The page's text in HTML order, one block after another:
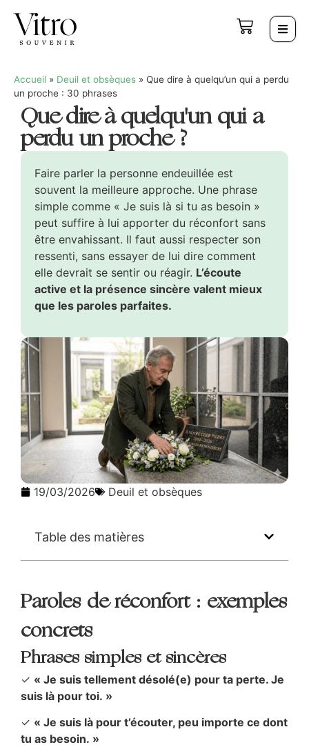
Accueil » Deuil et obsèques » Que dire à quelqu’un qui a perdu
un proche : 30 phrases
Que dire à quelqu'un qui a
perdu un proche ?
Faire parler la personne endeuillée est
souvent la meilleure approche. Une phrase
simple comme « Je suis là si tu as besoin »
peut suffire à lui apporter du réconfort sans
être envahissant. Il faut aussi respecter son
ressenti, sans essayer de lui dire comment
elle devrait se sentir ou réagir. L’écoute
active et la présence sincère valent mieux
que les paroles parfaites.
19/03/2026 Deuil et obsèques
Table des matières
Paroles de réconfort : exemples
concrets
Phrases simples et sincères
✓ « Je suis tellement désolé(e) pour ta perte. Je
suis là pour toi. »
✓ « Je suis là pour t’écouter, peu importe ce dont
tu as besoin. »